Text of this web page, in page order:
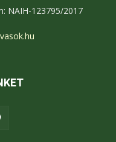
NAIH-123795/2017